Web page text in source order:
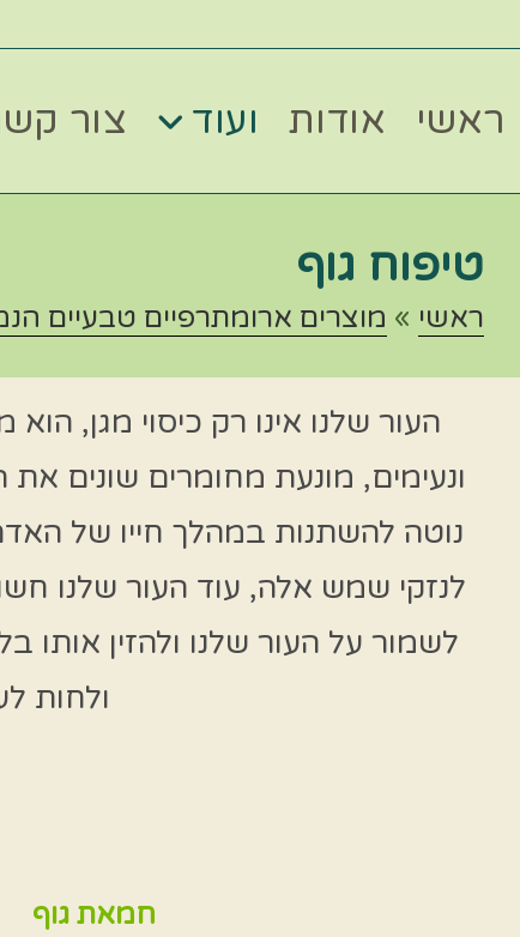
ראשי אודות ועוד צור
טיפוח גוף
ראשי » מוצרים ארומתרפיים טבעיים
העור שלנו אינו רק כיסוי מגן,
ונעימים, מונעת מחומרים שונים
נוטה להשתנות במהלך חייו של
לנזקי שמש אלה, עוד העור שלנו
לשמור על העור שלנו ולהזין אותו
ולחות
חמאת גוף